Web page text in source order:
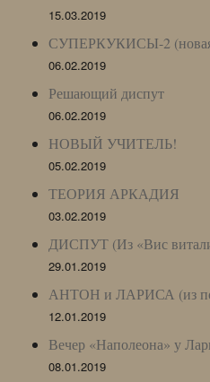
15.03.2019
СУПЕРКУКИСЫ-2 (новая
06.02.2019
Решающий диспут
06.02.2019
НОВЫЙ УЧИТЕЛЬ!
05.02.2019
ТЕОРИЯ АРКАДИЯ
03.02.2019
ДИСПУТ (Из «Вис
29.01.2019
АНТОН и ЛАРИСА (из
12.01.2019
Вечер «Наполеона» у
08.01.2019